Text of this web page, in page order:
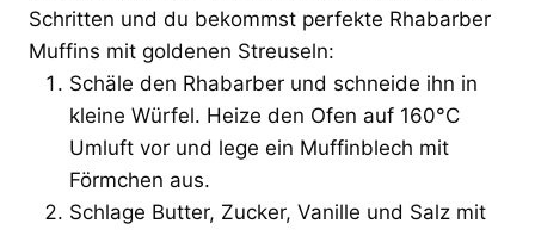
Schritten und du bekommst perfekte Rhabarber
Muffins mit goldenen Streuseln:
Schäle den Rhabarber und schneide ihn in
kleine Würfel. Heize den Ofen auf 160°C
Umluft vor und lege ein Muffinblech mit
Förmchen aus.
Schlage Butter, Zucker, Vanille und Salz mit